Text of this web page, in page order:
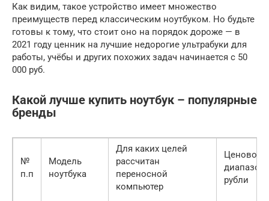
Как видим, такое устройство имеет множество
преимуществ перед классическим ноутбуком. Но будьте
готовы к тому, что стоит оно на порядок дороже — в
2021 году ценник на лучшие недорогие ультрабуки для
работы, учёбы и других похожих задач начинается с 50
000 руб.
Какой лучше купить ноутбук – популярные
бренды
№
п.п
Модель
ноутбука
Для каких целей
рассчитан
переносной
компьютер
Ценовой
диапазон,
рубли